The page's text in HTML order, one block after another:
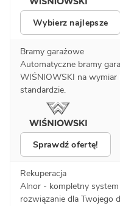
Wybierz najlepsze
Bramy garażowe
Automatyczne bramy
WIŚNIOWSKI na
standardzie.
Sprawdź ofertę!
Rekuperacja
Alnor - kompletny
rozwiązanie dla Twojego